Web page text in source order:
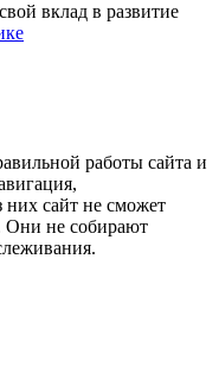
вклад в развитие
работы сайта и
них сайт не сможет
Они не собирают